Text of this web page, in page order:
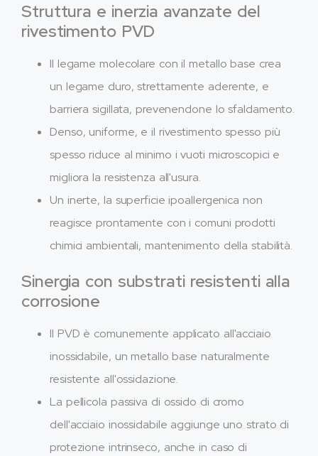
Struttura e inerzia avanzate del
rivestimento PVD
Il legame molecolare con il metallo base crea
un legame duro, strettamente aderente, e
barriera sigillata, prevenendone lo sfaldamento.
Denso, uniforme, e il rivestimento spesso più
spesso riduce al minimo i vuoti microscopici e
migliora la resistenza all'usura.
Un inerte, la superficie ipoallergenica non
reagisce prontamente con i comuni prodotti
chimici ambientali, mantenimento della stabilità.
Sinergia con substrati resistenti alla
corrosione
Il PVD è comunemente applicato all'acciaio
inossidabile, un metallo base naturalmente
resistente all'ossidazione.
La pellicola passiva di ossido di cromo
dell'acciaio inossidabile aggiunge uno strato di
protezione intrinseco, anche in caso di